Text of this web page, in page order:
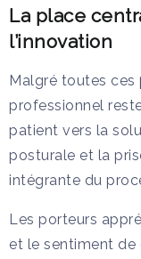
La place
l’innovation
Malgré toutes ces
professionnel
patient vers la
posturale et la
intégrante du
Les porteurs
et le sentiment de